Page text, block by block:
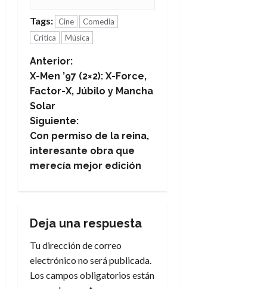
Tags: Cine
Comedia
Crítica
Música
N
a
v
e
g
c
i
ó
Anterior:
X-Men ’97 (2×2): X-Force,
Factor-X, Júbilo y Mancha
Solar
Siguiente:
Con permiso de la reina,
interesante obra que
merecía mejor edición
Deja una respuesta
Tu dirección de correo
electrónico no será publicada.
Los campos obligatorios están